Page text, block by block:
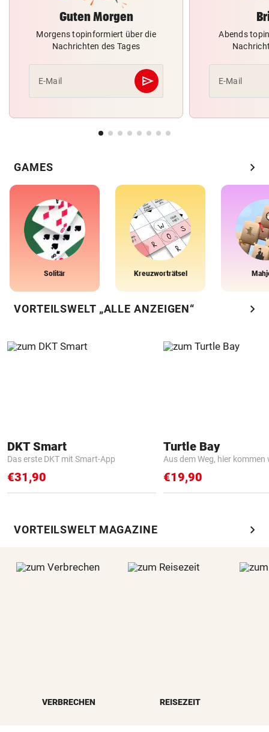
Guten Morgen
Morgens topinformiert über die
Nachrichten des Tages
E-Mail send
Abschicken
Abends
E-Mail
GAMES chevron_right
Solitär Kreuzworträtsel
VORTEILSWELT „ALLE ANZEIGEN“ chevron_right
DKT Smart
Das erste DKT mit Smart-App
€31,90
Turtle Bay
Aus dem Weg, hier kommen
€19,90
VORTEILSWELT MAGAZINE chevron_right
VERBRECHEN REISEZEIT